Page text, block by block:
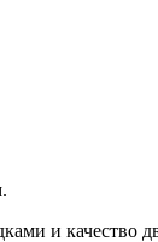
и качество